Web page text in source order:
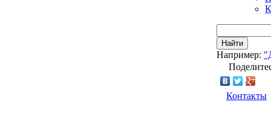
Найти
Например:
Контакты